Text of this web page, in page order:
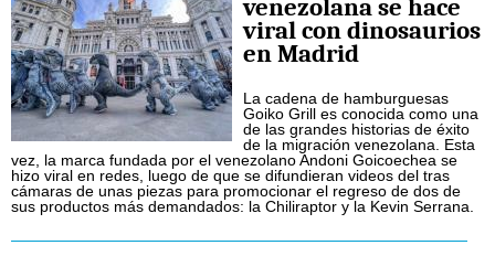
venezolana se hace
viral con dinosaurios
en Madrid
La cadena de hamburguesas
Goiko Grill es conocida como una
de las grandes historias de éxito
de la migración venezolana. Esta
vez, la marca fundada por el venezolano Andoni Goicoechea se
hizo viral en redes, luego de que se difundieran videos del tras
cámaras de unas piezas para promocionar el regreso de dos de
sus productos más demandados: la Chiliraptor y la Kevin Serrana.